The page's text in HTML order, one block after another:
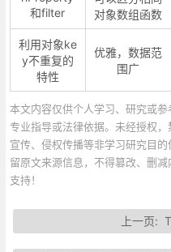
和filter
对象数组函数
利用对象ke
y不重复的
特性
优雅，数据范
围广
本文内容仅供个人学习、研究或参
专业指导或法律依据。未经授权
宣传、侵权传播等非学习研究目
留原文来源信息，不得篡改、删
支持！
上一页: